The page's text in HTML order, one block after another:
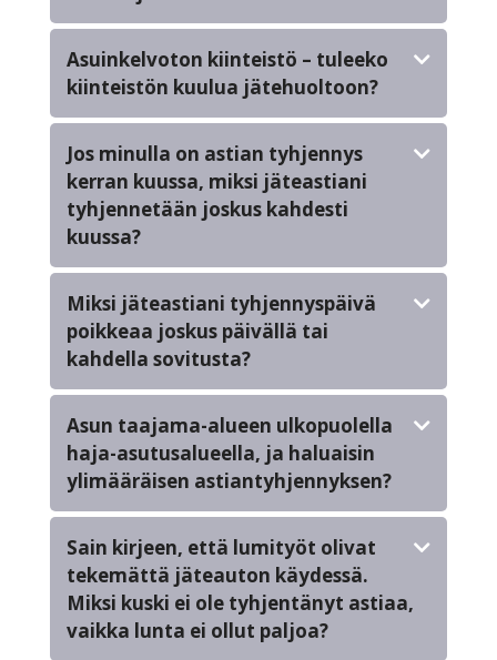
Asuinkelvoton kiinteistö – tuleeko
kiinteistön kuulua jätehuoltoon?
Jos minulla on astian tyhjennys
kerran kuussa, miksi jäteastiani
tyhjennetään joskus kahdesti
kuussa?
Miksi jäteastiani tyhjennyspäivä
poikkeaa joskus päivällä tai
kahdella sovitusta?
Asun taajama-alueen ulkopuolella
haja-asutusalueella, ja haluaisin
ylimääräisen astiantyhjennyksen?
Sain kirjeen, että lumityöt olivat
tekemättä jäteauton käydessä.
Miksi kuski ei ole tyhjentänyt astiaa,
vaikka lunta ei ollut paljoa?